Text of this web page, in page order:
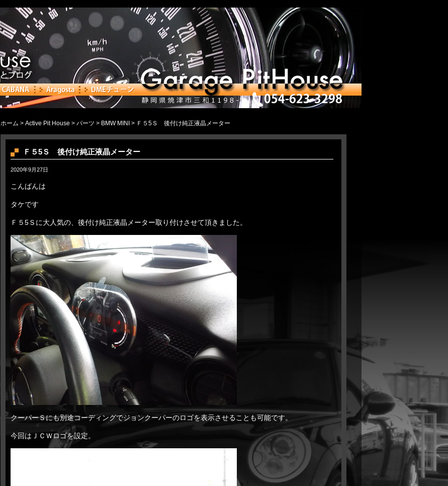
ホーム > Active Pit House > パーツ > BMW MINI > Ｆ５5Ｓ 後付け純正液晶メーター
Ｆ５5Ｓ 後付け純正液晶メーター
2020年9月27日
こんばんは
タケです
Ｆ５5Ｓに大人気の、後付け純正液晶メーター取り付けさせて頂きました。
クーパーＳにも別途コーディングでジョンクーパーのロゴを表示させることも可能です。
今回はＪＣＷロゴを設定。